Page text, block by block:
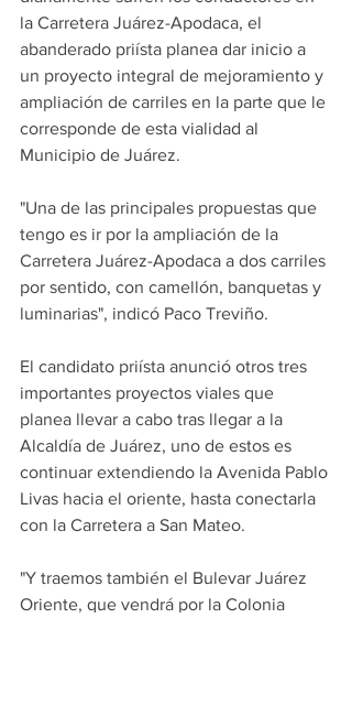
la Carretera Juárez-Apodaca, el
abanderado priísta planea dar inicio a
un proyecto integral de mejoramiento y
ampliación de carriles en la parte que le
corresponde de esta vialidad al
Municipio de Juárez.
"Una de las principales propuestas que
tengo es ir por la ampliación de la
Carretera Juárez-Apodaca a dos carriles
por sentido, con camellón, banquetas y
luminarias", indicó Paco Treviño.
El candidato priísta anunció otros tres
importantes proyectos viales que
planea llevar a cabo tras llegar a la
Alcaldía de Juárez, uno de estos es
continuar extendiendo la Avenida Pablo
Livas hacia el oriente, hasta conectarla
con la Carretera a San Mateo.
"Y traemos también el Bulevar Juárez
Oriente, que vendrá por la Colonia